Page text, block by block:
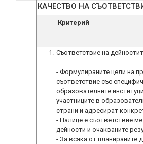
КАЧЕСТВО НА
Критерий
1. Съответствие на
- Формулираните цели на
съответствие със
образователните
участниците в
страни и адресират
- Налице е съответствие
дейности и очакваните
- За всяка от планираните